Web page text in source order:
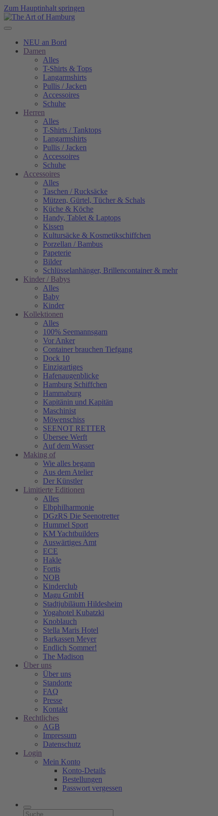
Zum Hauptinhalt springen
NEU an Bord
Damen
Alles
T-Shirts & Tops
Langarmshirts
Pullis / Jacken
Accessoires
Schuhe
Herren
Alles
T-Shirts / Tanktops
Langarmshirts
Pullis / Jacken
Accessoires
Schuhe
Accessoires
Alles
Taschen / Rucksäcke
Mützen, Gürtel, Tücher & Schals
Küche & Köche
Handy, Tablet & Laptops
Kissen
Kultursäcke & Kosmetikschiffchen
Porzellan / Bambus
Papeterie
Bilder
Schlüsselanhänger, Brillencontainer & mehr
Kinder / Babys
Alles
Baby
Kinder
Kollektionen
Alles
100% Seemannsgarn
Vor Anker
Container brauchen Tiefgang
Dock 10
Einzigartiges
Hafenaugen­blicke
Hamburg Schiffchen
Hammaburg
Kapitänin und Kapitän
Maschinist
Möwenschiss
SEENOT RETTER
Übersee Werft
Auf dem Wasser
Making of
Wie alles begann
Aus dem Atelier
Der Künstler
Limitierte Editionen
Alles
Elbphilharmonie
DGzRS Die Seenotretter
Hummel Sport
KM Yachtbuilders
Auswärtiges Amt
ECE
Hakle
Fortis
NOB
Kinderclub
Magu GmbH
Stadtjubiläum Hildesheim
Yogahotel Kubatzki
Knoblauch
Stella Maris Hotel
Barkassen Meyer
Endlich Sommer!
The Madison
Über uns
Über uns
Standorte
FAQ
Presse
Kontakt
Rechtliches
AGB
Impressum
Datenschutz
Login
Mein Konto
Konto-Details
Bestellungen
Passwort vergessen